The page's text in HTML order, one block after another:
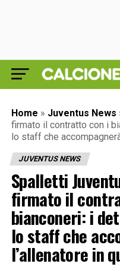
Home » Juventus News
firmato il contratto con i
lo staff che
JUVENTUS NEWS
Spalletti
firmato il
bianconeri: i
lo staff che
l’allenatore in